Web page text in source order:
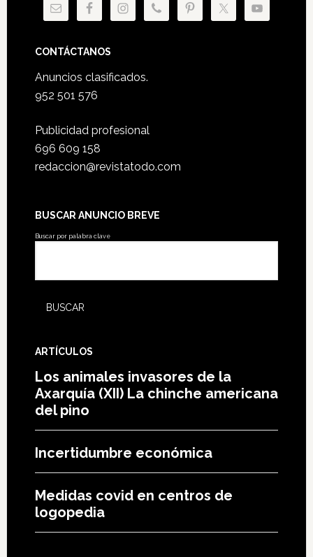
CONTÁCTANOS
Anuncios clasificados.
952 501 576
Publicidad profesional
696 609 158
redaccion@revistatodo.com
BUSCAR ANUNCIO BREVE
Buscar por palabra clave
ARTÍCULOS
Los animales invasores de la
Axarquía (XII) La chinche americana
del pino
Incertidumbre económica
Medidas covid en centros de
logopedia